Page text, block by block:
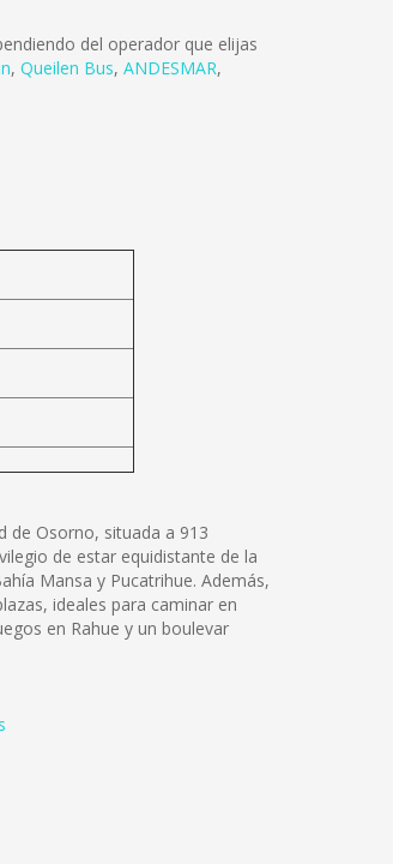
del operador que elijas
, Queilen Bus, ANDESMAR,
de Osorno, situada a 913
de estar equidistante de la
Mansa y Pucatrihue. Además,
ideales para caminar en
en Rahue y un boulevar